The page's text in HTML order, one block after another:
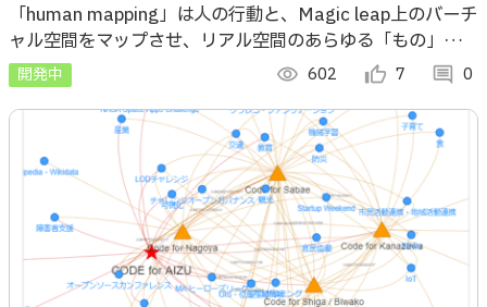
「human mapping」は人の行動と、Magic leap上のバーチ
ャル空間をマップさせ、リアル空間のあらゆる「もの」と連
動させることを目的としたMR体験である。
開発中 visibility 602 thumb_up_alt 7 comment 0